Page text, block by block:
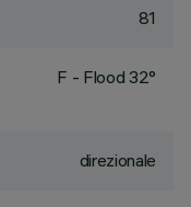
81
F - Flood 32°
direzionale